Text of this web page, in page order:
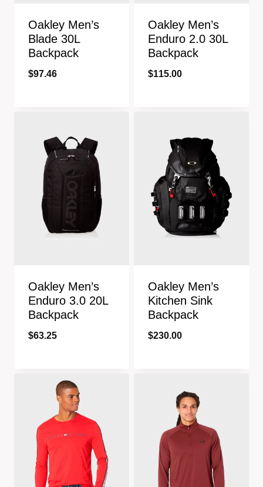
Oakley Men’s
Blade 30L
Backpack
$97.46
Oakley Men’s
Enduro 2.0 30L
Backpack
$115.00
Oakley Men’s
Enduro 3.0 20L
Backpack
$63.25
Oakley Men’s
Kitchen Sink
Backpack
$230.00